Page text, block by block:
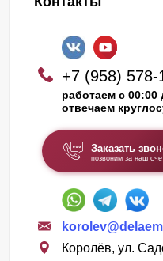
+7 (958) 578-
работаем с 00:00
отвечаем
Заказать
позвоним за наш
Королёв, ул.